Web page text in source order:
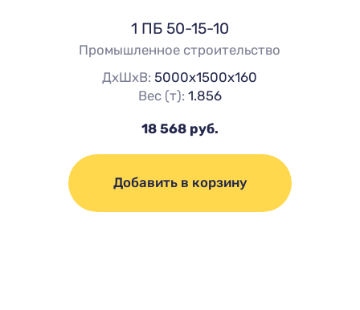
1 ПБ 50-15-10
Промышленное строительство
ДхШхВ:5000х1500х160
Вес (т): 1.856
18 568 руб.
Добавить в корзину